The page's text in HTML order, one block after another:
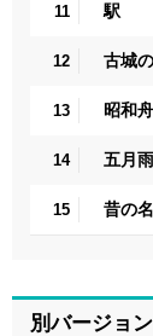
11 駅
12 古城
13 昭和
14 五月
15 昔の
別バージョン